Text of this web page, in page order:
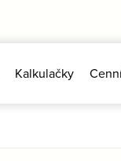
Kalkulačky